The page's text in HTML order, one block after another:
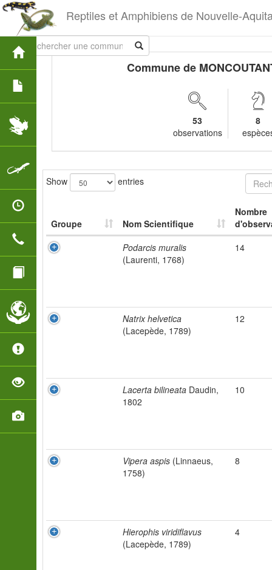
Reptiles et Amphibiens de Nouvelle-
Commune de
53
observations
8
Show entries
Groupe Nom Scientifique
Nombre
Podarcis muralis
(Laurenti, 1768)
14
Natrix helvetica
(Lacepède, 1789)
12
Lacerta bilineata Daudin,
1802
10
Vipera aspis (Linnaeus,
1758)
8
Hierophis viridiflavus
(Lacepède, 1789)
4